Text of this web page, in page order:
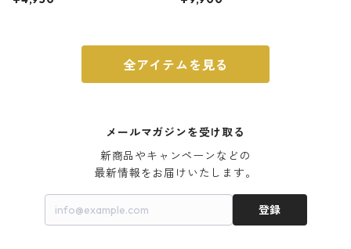
全アイテムを見る
メールマガジンを受け取る
新商品やキャンペーンなどの
最新情報をお届けいたします。
登録